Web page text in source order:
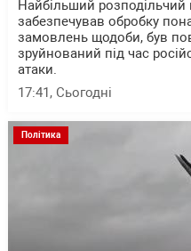
Найбільший розподільчий
забезпечував обробку
замовлень щодоби, був
зруйнований під час
атаки.
17:41, Сьогодні
Політика